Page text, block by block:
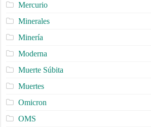
Mercurio
Minerales
Minería
Moderna
Muerte Súbita
Muertes
Omicron
OMS